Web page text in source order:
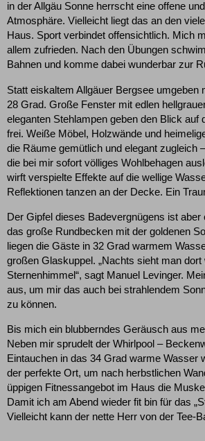
in der Allgäu Sonne herrscht eine offene
Atmosphäre. Vielleicht liegt das an den
Haus. Sport verbindet offensichtlich. Mich
allem zufrieden. Nach den Übungen
Bahnen und komme dabei wunderbar zur
Statt eiskaltem Allgäuer Bergsee umgeben
28 Grad. Große Fenster mit edlen
eleganten Stehlampen geben den Blick auf
frei. Weiße Möbel, Holzwände und
die Räume gemütlich und elegant zugleich
die bei mir sofort völliges Wohlbehagen
wirft verspielte Effekte auf die wellige
Reflektionen tanzen an der Decke. Ein
Der Gipfel dieses Badevergnügens ist aber
das große Rundbecken mit der goldenen
liegen die Gäste in 32 Grad warmem
großen Glaskuppel. „Nachts sieht man dort
Sternenhimmel“, sagt Manuel Levinger.
aus, um mir das auch bei strahlendem
zu können.
Bis mich ein blubberndes Geräusch aus
Neben mir sprudelt der Whirlpool –
Eintauchen in das 34 Grad warme Wasser
der perfekte Ort, um nach herbstlichen
üppigen Fitnessangebot im Haus die
Damit ich am Abend wieder fit bin für das
Vielleicht kann der nette Herr von der Tee-